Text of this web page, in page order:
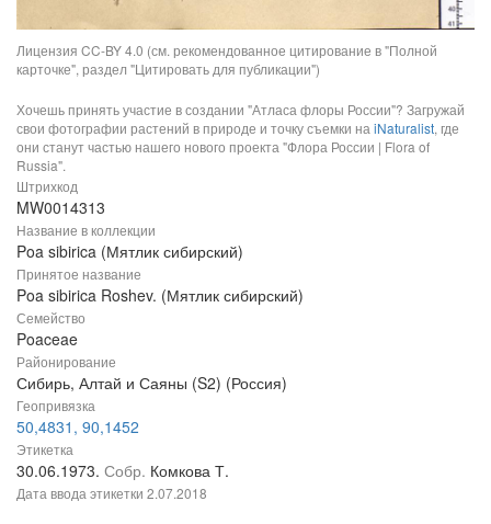
Лицензия CC-BY 4.0 (см. рекомендованное цитирование в "Полной
карточке", раздел "Цитировать для публикации")
Хочешь принять участие в создании "Атласа флоры России"? Загружай
свои фотографии растений в природе и точку съемки на iNaturalist, где
они станут частью нашего нового проекта "Флора России | Flora of
Russia".
Штрихкод
MW0014313
Название в коллекции
Poa sibirica (Мятлик сибирский)
Принятое название
Poa sibirica Roshev. (Мятлик сибирский)
Семейство
Poaceae
Районирование
Сибирь, Алтай и Саяны (S2) (Россия)
Геопривязка
50,4831, 90,1452
Этикетка
30.06.1973. Собр. Комкова Т.
Дата ввода этикетки 2.07.2018